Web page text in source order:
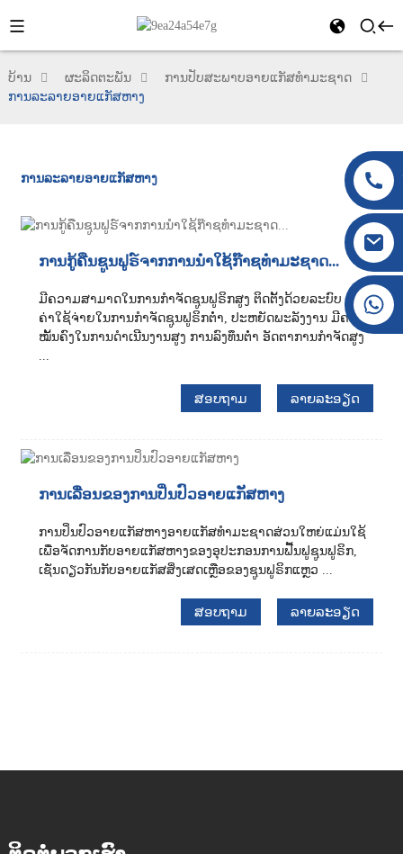
+86 177 8117 4421
+86 138 8076 0589
ບ້ານ ຜະລິດຕະພັນ
ການປັບສະພາບອາຍແກັສທຳມະຊາດ
ການລະລາຍອາຍແກັສຫາງ
ການລະລາຍອາຍແກັສຫາງ
ການກູ້ຄືນຊູນຟູຣ໌ຈາກການນຳໃຊ້ກ໊າຊທຳມະຊາດ...
ມີຄວາມສາມາດໃນການກຳຈັດຊູນຟູຣິກສູງ ຕິດຕັ້ງດ້ວຍລະບົບ Skid
ຄ່າໃຊ້ຈ່າຍໃນການກຳຈັດຊູນຟູຣິກຕໍ່າ, ປະຫຍັດພະລັງງານ ມີຄວາມ
ໝັ້ນຄົງໃນການດຳເນີນງານສູງ ການລົງທຶນຕໍ່າ ອັດຕາການກຳຈັດສູງ
...
ສອບຖາມ ລາຍລະອຽດ
ການເລື່ອນຂອງການປິ່ນປົວອາຍແກັສຫາງ
ການປິ່ນປົວອາຍແກັສຫາງອາຍແກັສທຳມະຊາດສ່ວນໃຫຍ່ແມ່ນໃຊ້
ເພື່ອຈັດການກັບອາຍແກັສຫາງຂອງອຸປະກອນການຟື້ນຟູຊູນຟູຣິກ,
ເຊັ່ນດຽວກັນກັບອາຍແກັສສິ່ງເສດເຫຼືອຂອງຊູນຟູຣິກແຫຼວ ...
ສອບຖາມ ລາຍລະອຽດ